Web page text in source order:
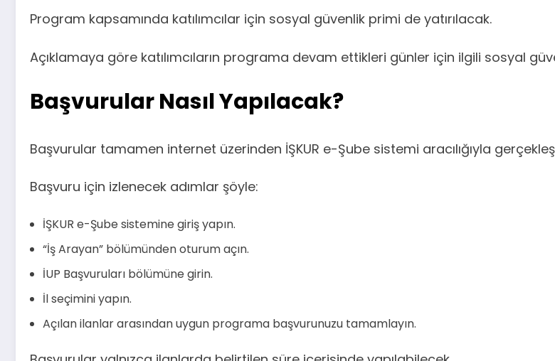
Program kapsamında katılımcılar için sosyal güvenlik primi de yatırılacak.
Açıklamaya göre katılımcıların programa devam ettikleri günler için ilgili sosyal
Başvurular Nasıl Yapılacak?
Başvurular tamamen internet üzerinden İŞKUR e-Şube sistemi aracılığıyla
Başvuru için izlenecek adımlar şöyle:
İŞKUR e-Şube sistemine giriş yapın.
“İş Arayan” bölümünden oturum açın.
İUP Başvuruları bölümüne girin.
İl seçimini yapın.
Açılan ilanlar arasından uygun programa başvurunuzu tamamlayın.